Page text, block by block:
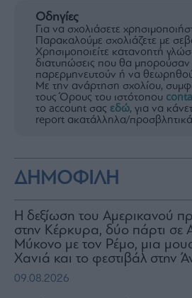
Οδηγίες
Για να σχολιάσετε
Παρακαλούμε σχολιάζετε με
Χρησιμοποιείτε κατανοητή
διατυπώσεις που θα μπορούσαν
παρερμηνευτούν ή να
Με την ανάρτηση σχολίου,
τους Όρους του ιστότοπου
το account σας εδώ, για να
report ακατάλληλα/προσβλητικά
ΔΗΜΟΦΙΛΗ
H δεξίωση του Αμερικανού
στην Κέρκυρα, δύο πάρτι σε
Μύκονο με τον Ρέμο, μια
Χανιά και το φεστιβάλ στην
09.08.2026